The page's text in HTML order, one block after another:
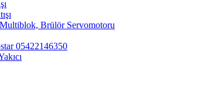
Brülör Servomotoru
05422146350